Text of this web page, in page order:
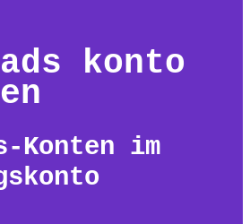
konto
Konten im